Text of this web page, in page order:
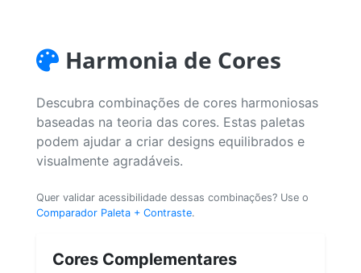
Harmonia de Cores
Descubra combinações de cores harmoniosas
baseadas na teoria das cores. Estas paletas
podem ajudar a criar designs equilibrados e
visualmente agradáveis.
Quer validar acessibilidade dessas combinações? Use o
Comparador Paleta + Contraste.
Cores Complementares